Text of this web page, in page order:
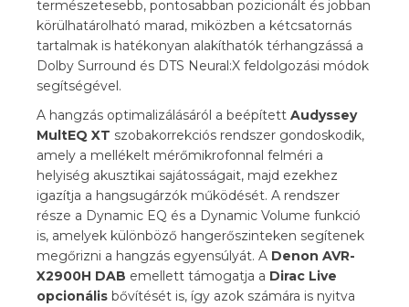
természetesebb, pontosabban pozicionált és jobban
körülhatárolható marad, miközben a kétcsatornás
tartalmak is hatékonyan alakíthatók térhangzássá a
Dolby Surround és DTS Neural:X feldolgozási módok
segítségével.
A hangzás optimalizálásáról a beépített Audyssey
MultEQ XT szobakorrekciós rendszer gondoskodik,
amely a mellékelt mérőmikrofonnal felméri a
helyiség akusztikai sajátosságait, majd ezekhez
igazítja a hangsugárzók működését. A rendszer
része a Dynamic EQ és a Dynamic Volume funkció
is, amelyek különböző hangerőszinteken segítenek
megőrizni a hangzás egyensúlyát. A Denon AVR-
X2900H DAB emellett támogatja a Dirac Live
opcionális bővítését is, így azok számára is nyitva